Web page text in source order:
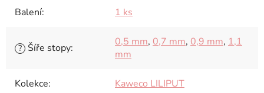
Balení: 1 ks
? Šíře stopy: 0,5 mm, 0,7 mm, 0,9 mm, 1,1
mm
Kolekce: Kaweco LILIPUT